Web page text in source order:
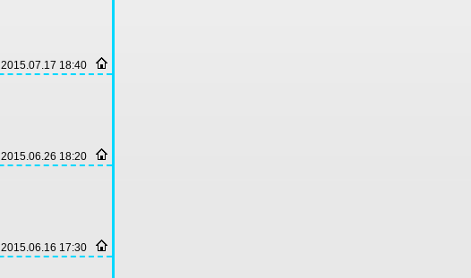
2015.07.17 18:40
2015.06.26 18:20
2015.06.16 17:30